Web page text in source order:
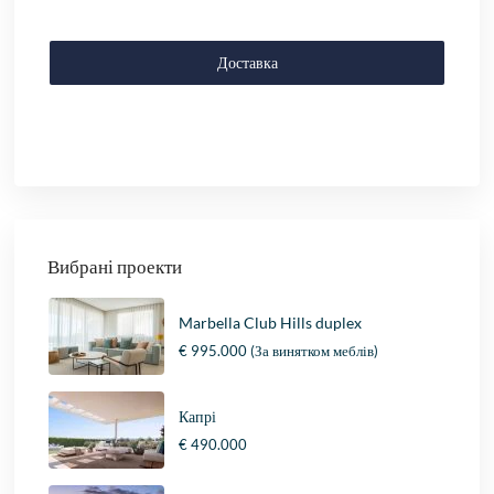
Доставка
Вибрані проекти
Marbella Club Hills duplex
€ 995.000(За винятком меблів)
Капрі
€ 490.000